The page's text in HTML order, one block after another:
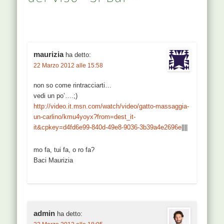
sangue. Anche
maurizia ha detto:
22 Marzo 2012 alle 15:58
non so come rintracciarti…
vedi un po’….;)
http://video.it.msn.com/watch/video/gatto-massaggia-
un-carlino/kmu4yoyx?from=dest_it-
it&cpkey=d4fd6e99-840d-49e8-9036-3b39a4e2696e||||
mo fa, tui fa, o ro fa?
Baci Maurizia
admin ha detto: